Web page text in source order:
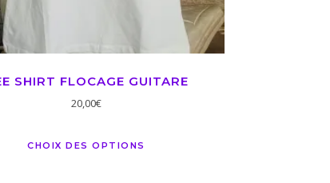
SHIRT FLOCAGE GUITARE
20,00€
CHOIX DES OPTIONS